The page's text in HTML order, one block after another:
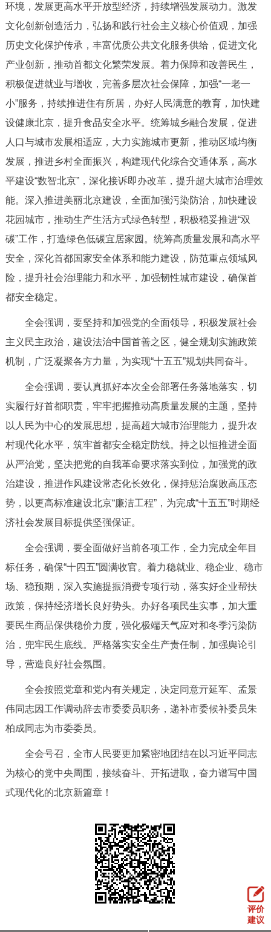
环境，发展更高水平开放型经济，持续增强发展动力。激发
文化创新创造活力，弘扬和践行社会主义核心价值观，加强
历史文化保护传承，丰富优质公共文化服务供给，促进文化
产业创新，推动首都文化繁荣发展。着力保障和改善民生，
积极促进就业与增收，完善多层次社会保障，加强“一老一
小”服务，持续推进住有所居，办好人民满意的教育，加快建
设健康北京，提升食品安全水平。统筹城乡融合发展，促进
人口与城市发展相适应，大力实施城市更新，推动区域均衡
发展，推进乡村全面振兴，构建现代化综合交通体系，高水
平建设“数智北京”，深化接诉即办改革，提升超大城市治理效
能。深入推进美丽北京建设，全面加强污染防治，加快建设
花园城市，推动生产生活方式绿色转型，积极稳妥推进“双
碳”工作，打造绿色低碳宜居家园。统筹高质量发展和高水平
安全，深化首都国家安全体系和能力建设，防范重点领域风
险，提升社会治理能力和水平，加强韧性城市建设，确保首
都安全稳定。
全会强调，要坚持和加强党的全面领导，积极发展社会
主义民主政治，建设法治中国首善之区，健全规划实施政策
机制，广泛凝聚各方力量，为实现“十五五”规划共同奋斗。
全会强调，要认真抓好本次全会部署任务落地落实，切
实履行好首都职责，牢牢把握推动高质量发展的主题，坚持
以人民为中心的发展思想，提高超大城市治理能力，提升农
村现代化水平，筑牢首都安全稳定防线。持之以恒推进全面
从严治党，坚决把党的自我革命要求落实到位，加强党的政
治建设，推进作风建设常态化长效化，保持惩治腐败高压态
势，以更高标准建设北京“廉洁工程”，为完成“十五五”时期经
济社会发展目标提供坚强保证。
全会强调，要全面做好当前各项工作，全力完成全年目
标任务，确保“十四五”圆满收官。着力稳就业、稳企业、稳市
场、稳预期，深入实施提振消费专项行动，落实好企业帮扶
政策，保持经济增长良好势头。办好各项民生实事，加大重
要民生商品保供稳价力度，强化极端天气应对和冬季污染防
治，兜牢民生底线。严格落实安全生产责任制，加强舆论引
导，营造良好社会氛围。
全会按照党章和党内有关规定，决定同意亓延军、孟景
伟同志因工作调动辞去市委委员职务，递补市委候补委员朱
柏成同志为市委委员。
全会号召，全市人民要更加紧密地团结在以习近平同志
为核心的党中央周围，接续奋斗、开拓进取，奋力谱写中国
式现代化的北京新篇章！
评价
建议